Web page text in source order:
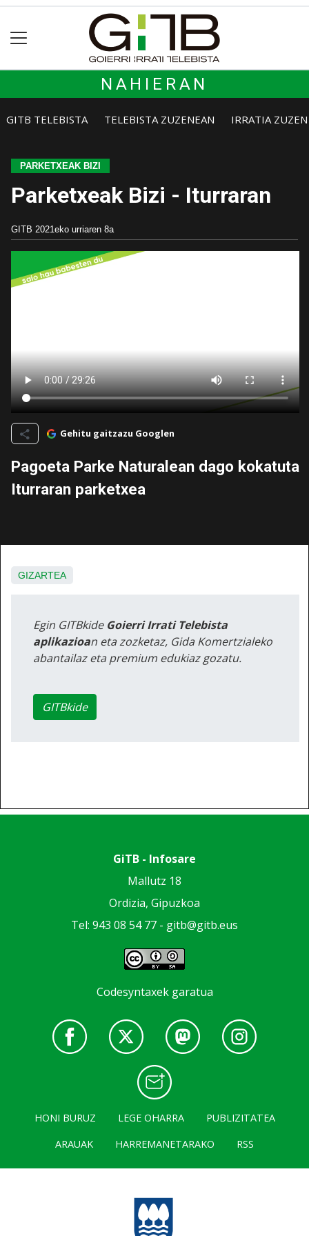
NAHIERAN
GITB TELEBISTA TELEBISTA ZUZENEAN IRRATIA
PARKETXEAK BIZI
Parketxeak Bizi - Iturraran
GITB 2021eko urriaren 8a
Gehitu gaitzazu Googlen
Pagoeta Parke Naturalean dago kokatuta
Iturraran parketxea
GIZARTEA
Egin GITBkide Goierri Irrati Telebista
aplikazioan eta zozketaz, Gida Komertzialeko
abantailaz eta premium edukiaz gozatu.
GITBkide
GiTB - Infosare
Mallutz 18
Ordizia, Gipuzkoa
Tel: 943 08 54 77 - gitb@gitb.eus
Codesyntaxek garatua
HONI BURUZ LEGE OHARRA
PUBLIZITATEA
ARAUAK
HARREMANETARAKO RSS